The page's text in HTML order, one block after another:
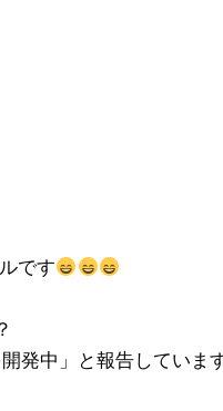
です
発中」と報告していま